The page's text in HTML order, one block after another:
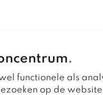
.
functionele als
op de